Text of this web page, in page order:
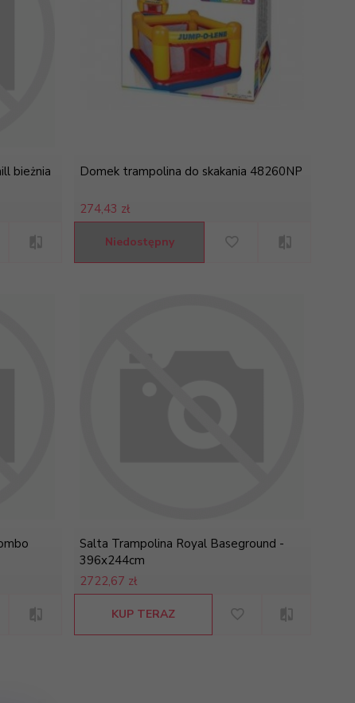
bieżnia
Domek trampolina do skakania 48260NP
274,43 zł
Niedostępny
Salta Trampolina Royal Baseground -
396x244cm
2722,67 zł
KUP TERAZ